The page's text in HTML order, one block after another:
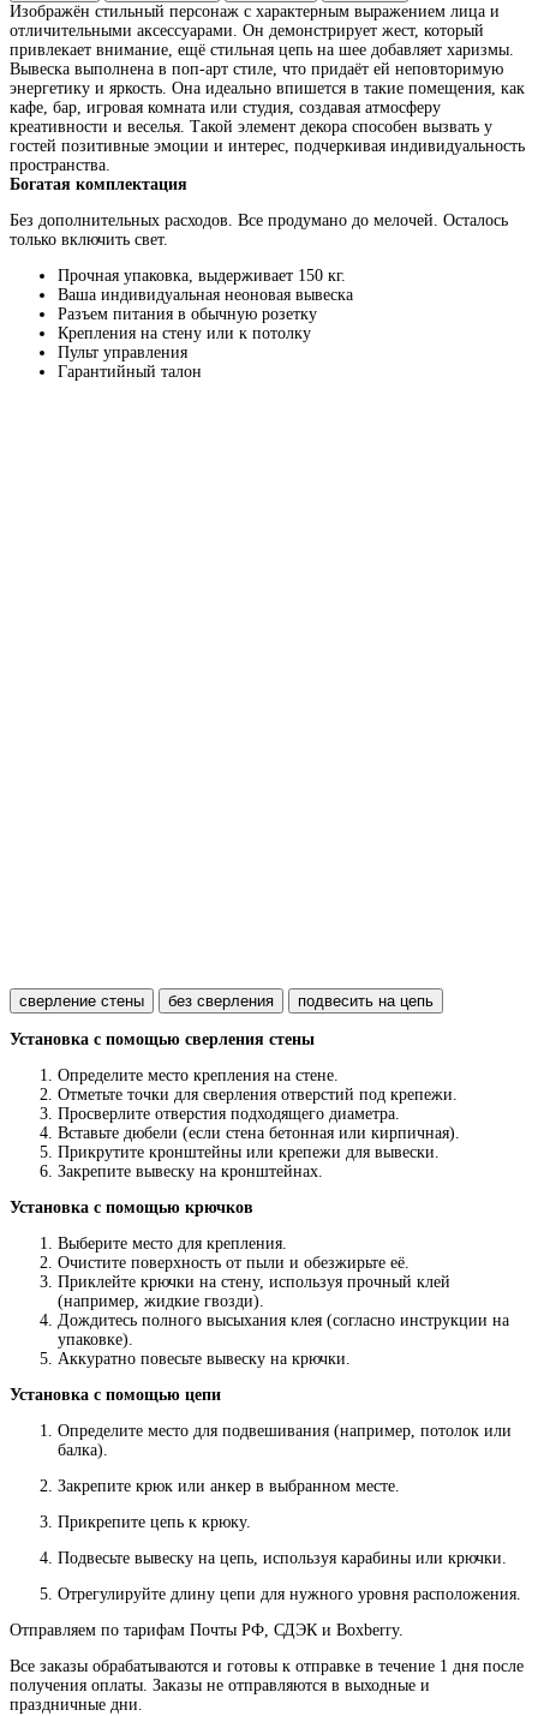
Изображён стильный персонаж с характерным выражением лица и
отличительными аксессуарами. Он демонстрирует жест, который
привлекает внимание, ещё стильная цепь на шее добавляет харизмы.
Вывеска выполнена в поп-арт стиле, что придаёт ей неповторимую
энергетику и яркость. Она идеально впишется в такие помещения, как
кафе, бар, игровая комната или студия, создавая атмосферу
креативности и веселья. Такой элемент декора способен вызвать у
гостей позитивные эмоции и интерес, подчеркивая индивидуальность
пространства.
Богатая комплектация
Без дополнительных расходов. Все продумано до мелочей. Осталось
только включить свет.
Прочная упаковка, выдерживает 150 кг.
Ваша индивидуальная неоновая вывеска
Разъем питания в обычную розетку
Крепления на стену или к потолку
Пульт управления
Гарантийный талон
сверление стены без сверления подвесить на цепь
Установка с помощью сверления стены
Определите место крепления на стене.
Отметьте точки для сверления отверстий под крепежи.
Просверлите отверстия подходящего диаметра.
Вставьте дюбели (если стена бетонная или кирпичная).
Прикрутите кронштейны или крепежи для вывески.
Закрепите вывеску на кронштейнах.
Установка с помощью крючков
Выберите место для крепления.
Очистите поверхность от пыли и обезжирьте её.
Приклейте крючки на стену, используя прочный клей
(например, жидкие гвозди).
Дождитесь полного высыхания клея (согласно инструкции на
упаковке).
Аккуратно повесьте вывеску на крючки.
Установка с помощью цепи
Определите место для подвешивания (например, потолок или
балка).
Закрепите крюк или анкер в выбранном месте.
Прикрепите цепь к крюку.
Подвесьте вывеску на цепь, используя карабины или крючки.
Отрегулируйте длину цепи для нужного уровня расположения.
Отправляем по тарифам Почты РФ, СДЭК и Boxberry.
Все заказы обрабатываются и готовы к отправке в течение 1 дня после
получения оплаты Заказы не отправляются в выходные и
праздничные дни